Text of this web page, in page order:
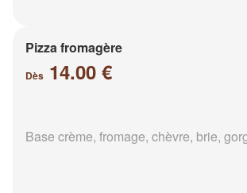
Pizza fromagère
Dès 14.00 €
Base crème, fromage, chèvre, brie,